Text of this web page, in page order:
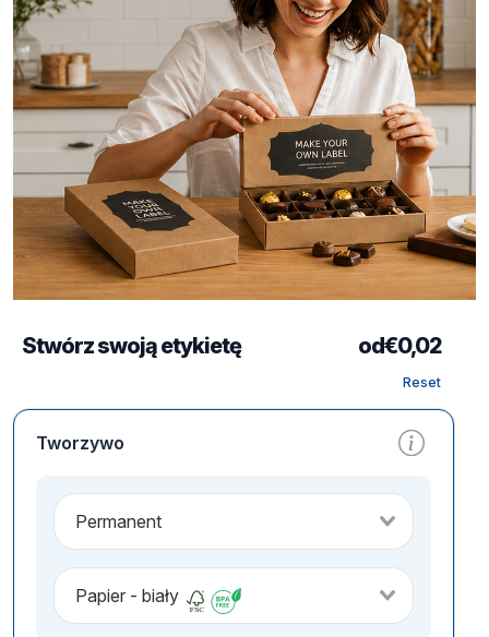
Stwórz swoją etykietę od€0,02
Reset
Tworzywo
Permanent
Papier - biały